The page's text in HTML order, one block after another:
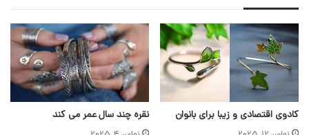
کادوی اقتصادی و زیبا برای بانوان نقره چند سال عمر می کند